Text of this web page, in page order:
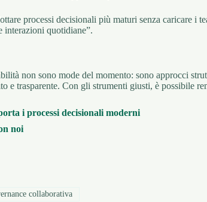
processi decisionali più maturi senza caricare i
interazioni quotidiane”.
non sono mode del momento: sono approcci
e trasparente. Con gli strumenti giusti, è possibile
i processi decisionali moderni
noi
collaborativa